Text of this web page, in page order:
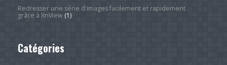
Redresser une série d'images facilement et rapidement
grâce à XnView(1)
Catégories